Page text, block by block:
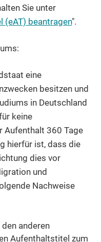
Sie unter
(eAT) beantragen".
eine
besitzen und
in Deutschland
keine
Aufenthalt 360 Tage
hierfür ist, dass die
dies vor
und
Nachweise
anderen
Aufenthaltstitel zum